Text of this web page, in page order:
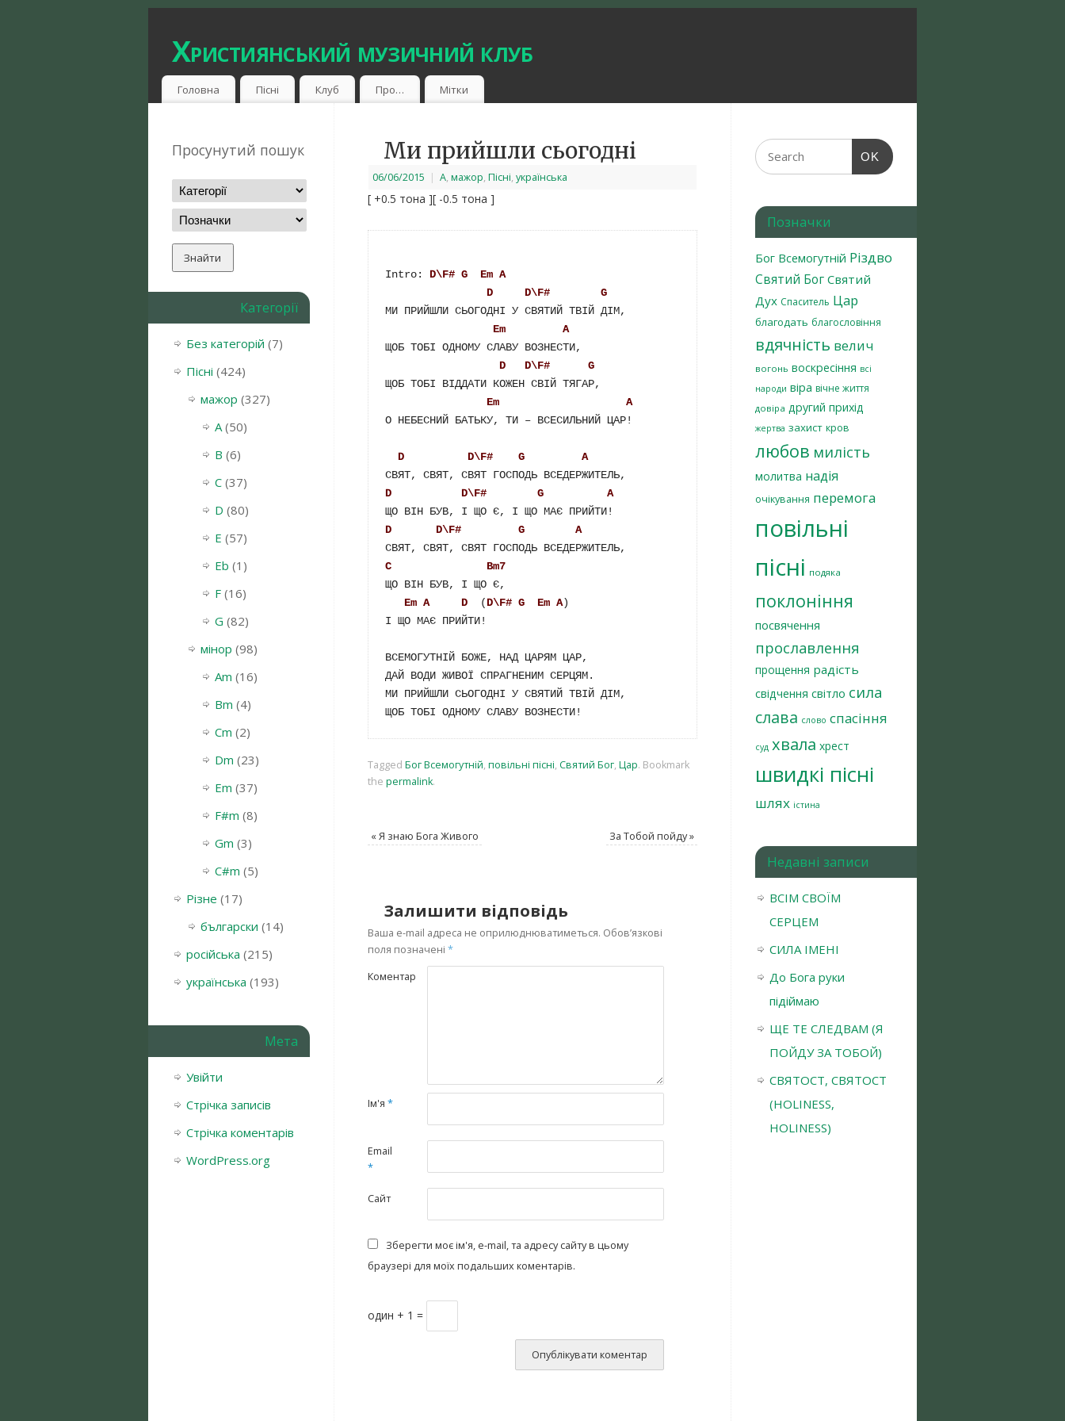
Християнський музичний клуб
Головна Пісні Клуб Про… Мітки
Ми прийшли сьогодні
06/06/2015 | A, мажор, Пісні, українська
[ +0.5 тона ][ -0.5 тона ]
Intro: D\F# G Em A
D
D\F#
G
МИ ПРИЙШЛИ СЬОГОДНІ У СВЯТИЙ ТВІЙ ДІМ,
Em
A
ЩОБ ТОБІ ОДНОМУ СЛАВУ ВОЗНЕСТИ,
D
D\F#
G
ЩОБ ТОБІ ВІДДАТИ КОЖЕН СВІЙ ТЯГАР,
Em
A
О НЕБЕСНИЙ БАТЬКУ, ТИ – ВСЕСИЛЬНИЙ ЦАР!
D D\F# G
A
D
D\F# G
A
D
D\F# G
A
C
Bm7
ЩО ВІН БУВ, І ЩО Є,
Em A D
  (
D\F# G Em A)
І ЩО МАЄ ПРИЙТИ!
ВСЕМОГУТНІЙ БОЖЕ, НАД ЦАРЯМ ЦАР,
ДАЙ ВОДИ ЖИВОЇ СПРАГНЕНИМ СЕРЦЯМ.
МИ ПРИЙШЛИ СЬОГОДНІ У СВЯТИЙ ТВІЙ ДІМ,
Tagged Бог Всемогутній, повільні пісні, Святий Бог, Цар. Bookmark
the permalink.
« Я знаю Бога Живого За Тобой пойду»
Залишити відповідь
Ваша e-mail адреса не оприлюднюватиметься. Обов’язкові
поля позначені *
Коментар
Ім'я *
Email
*
Сайт
Зберегти моє ім'я, e-mail, та адресу сайту в цьому
браузері для моїх подальших коментарів.
один + 1 =
Просунутий пошук
Категорії
Без категорій (7)
Пісні (424)
мажор (327)
A (50)
B (6)
C (37)
D (80)
E (57)
Eb (1)
F (16)
G (82)
мінор (98)
Am (16)
Bm (4)
Cm (2)
Dm (23)
Em (37)
F#m (8)
Gm (3)
С#m (5)
Різне (17)
български (14)
російська (215)
українська (193)
Мета
Увійти
Стрічка записів
Стрічка коментарів
WordPress.org
OK
Позначки
Бог Всемогутній Різдво
Святий Бог Святий
Дух Спаситель Цар
благодать благословіння
вдячність велич
вогонь воскресіння всі
народи віра вічне життя
довіра другий прихід
жертва захист кров
любов милість
молитва надія
очікування перемога
повільні
пісні подяка
поклоніння
посвячення
прославлення
прощення радість
свідчення світло сила
слава слово спасіння
суд хвала хрест
швидкі пісні
шлях істина
Недавні записи
ВСІМ СВОЇМ
СЕРЦЕМ
СИЛА ІМЕНІ
До Бога руки
підіймаю
ЩЕ ТЕ СЛЕДВАМ (Я
ПОЙДУ ЗА ТОБОЙ)
СВЯТОСТ, СВЯТОСТ
(HOLINESS,
HOLINESS)